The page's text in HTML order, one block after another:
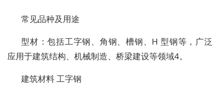
常见品种及用途
型材：包括工字钢、角钢、槽钢、H 型钢等，广泛
应用于建筑结构、机械制造、桥梁建设等领域4。
建筑材料 工字钢